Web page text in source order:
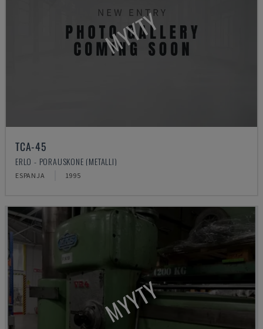
MYYTY
TCA-45
ERLO - PORAUSKONE (METALLI)
ESPANJA 1995
MYYTY